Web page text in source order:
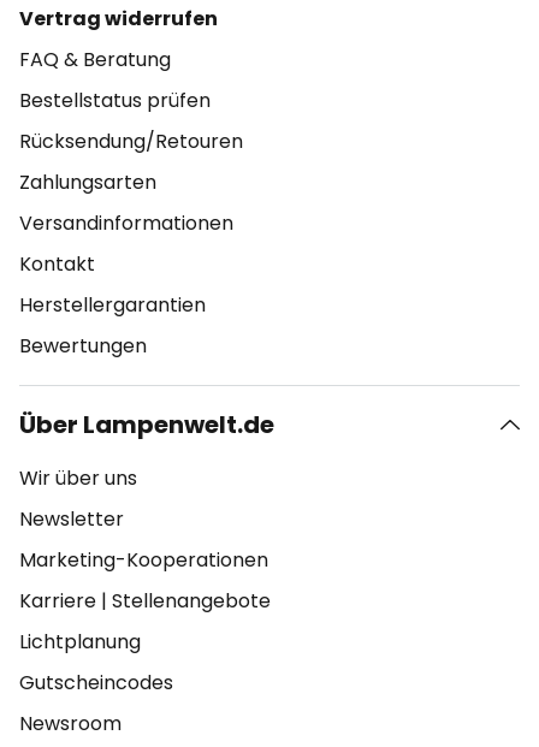
Vertrag widerrufen
FAQ & Beratung
Bestellstatus prüfen
Rücksendung/Retouren
Zahlungsarten
Versandinformationen
Kontakt
Herstellergarantien
Bewertungen
Über Lampenwelt.de
Wir über uns
Newsletter
Marketing-Kooperationen
Karriere | Stellenangebote
Lichtplanung
Gutscheincodes
Newsroom